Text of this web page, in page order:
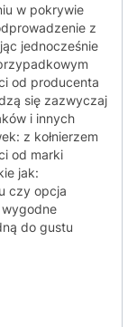
w pokrywie
z
jednocześnie
od producenta
się zazwyczaj
i innych
z kołnierzem
od marki
jak:
czy opcja
do gustu